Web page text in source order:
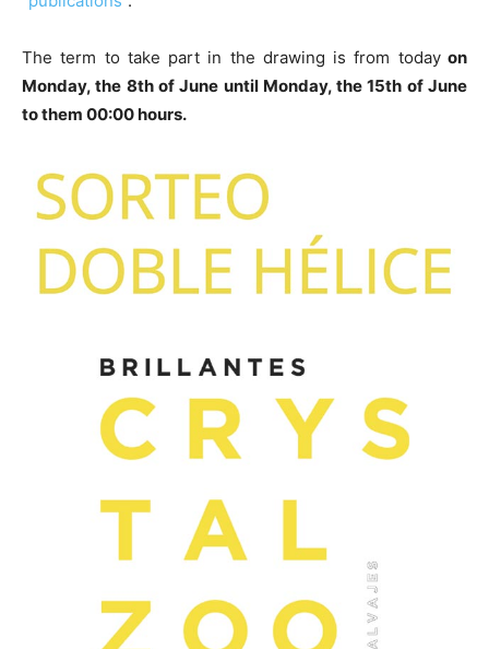
The term to take part in the drawing is from todayon
Monday, the 8th of June until Monday, the 15th of June
to them 00:00 hours.